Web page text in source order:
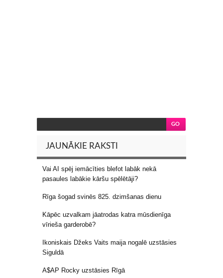
JAUNĀKIE RAKSTI
Vai AI spēj iemācīties blefot labāk nekā
pasaules labākie kāršu spēlētāji?
Rīga šogad svinēs 825. dzimšanas dienu
Kāpēc uzvalkam jāatrodas katra mūsdienīga
vīrieša garderobē?
Ikoniskais Džeks Vaits maija nogalē uzstāsies
Siguldā
A$AP Rocky uzstāsies Rīgā